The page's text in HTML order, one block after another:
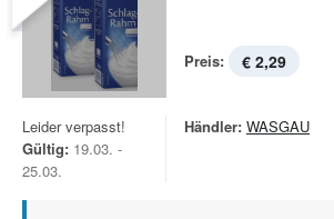
Preis: € 2,29
Leider verpasst!
Gültig: 19.03. -
25.03.
Händler: WASGAU